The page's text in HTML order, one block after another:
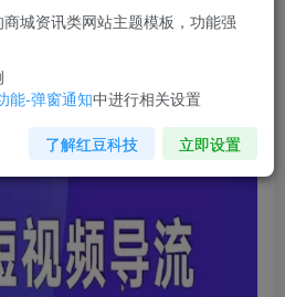
录！建议登陆后购买，可保存购买订单
，5天带你短视频流量实现私域
城资讯类网站主题模板，功能强
能-弹窗通知中进行相关设置
了解红豆科技 立即设置